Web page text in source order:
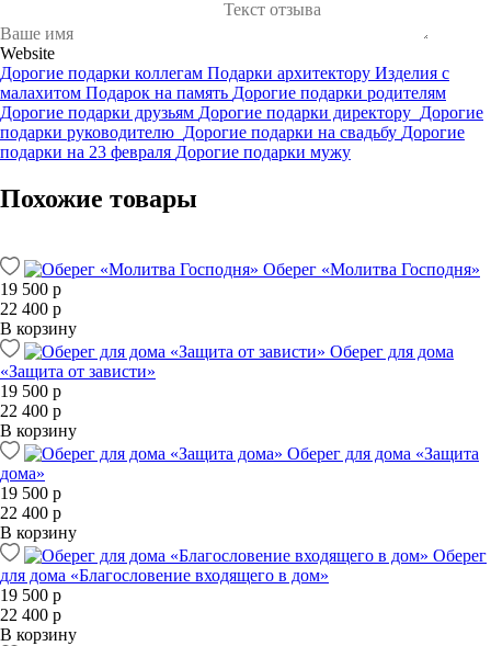
Website
Дорогие подарки коллегам Подарки архитектору Изделия с
малахитом Подарок на память Дорогие подарки родителям
Дорогие подарки друзьям Дорогие подарки директору Дорогие
подарки руководителю Дорогие подарки на свадьбу Дорогие
подарки на 23 февраля Дорогие подарки мужу
Похожие товары
Оберег «Молитва Господня»
19 500 р
22 400 р
В корзину
Оберег для дома
«Защита от зависти»
19 500 р
22 400 р
В корзину
Оберег для дома «Защита
дома»
19 500 р
22 400 р
В корзину
Оберег
для дома «Благословение входящего в дом»
19 500 р
22 400 р
В корзину